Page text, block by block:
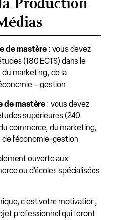
de mastère : vous devez
(180 ECTS) dans le
marketing, de la
– gestion
de mastère : vous devez
supérieures (240
commerce, du marketing,
l’économie-gestion
ouverte aux
ou d’écoles spécialisées
c’est votre motivation,
professionnel qui feront